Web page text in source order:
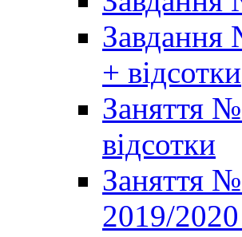
Завдання
+ відсотки
Заняття
відсотки
Заняття
2019/